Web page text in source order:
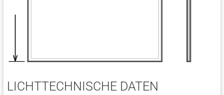
LICHTTECHNISCHE DATEN